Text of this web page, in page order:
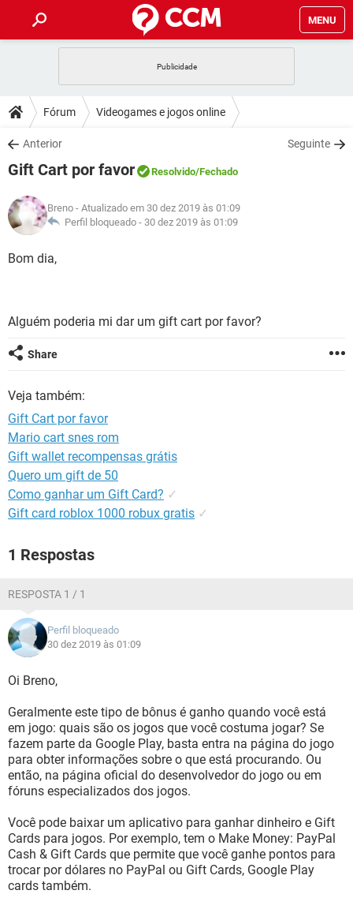
MENU
CELULAR FACEBOOK
OUTLOOK
INSTAGRAM GMAIL
GUIA DE COMPRAS
DICAS
JOGOS WHATSAPP
INSTAGRAM GMAIL
GUIA DE COMPRAS
DOWNLOADS
JOGOS WHATSAPP
CELULAR
OUTLOOK EXCEL
INSTAGRAM
JOGOS WHATSAPP
CELULAR
OUTLOOK
GUIA DE COMPRAS
GLOSSÁRIO
JOGOS
INSTAGRAM GMAIL
GUIA DE COMPRAS
Fórum Videogames e jogos online
Anterior Seguinte
Gift Cart por favor Resolvido/Fechado
Breno - Atualizado em 30 dez 2019 às 01:09
Perfil bloqueado - 30 dez 2019 às 01:09
Bom dia,
Alguém poderia mi dar um gift cart por favor?
Share
Veja também:
Gift Cart por favor
Mario cart snes rom
Gift wallet recompensas grátis
Quero um gift de 50
Como ganhar um Gift Card? ✓
Gift card roblox 1000 robux gratis ✓
1 Respostas
RESPOSTA 1 / 1
Perfil bloqueado
30 dez 2019 às 01:09
Oi Breno,
Geralmente este tipo de bônus é ganho quando você está
em jogo: quais são os jogos que você costuma jogar? Se
fazem parte da Google Play, basta entra na página do jogo
para obter informações sobre o que está procurando. Ou
então, na página oficial do desenvolvedor do jogo ou em
fóruns especializados dos jogos.
Você pode baixar um aplicativo para ganhar dinheiro e Gift
Cards para jogos. Por exemplo, tem o Make Money: PayPal
Cash & Gift Cards que permite que você ganhe pontos para
trocar por dólares no PayPal ou Gift Cards, Google Play
cards também.